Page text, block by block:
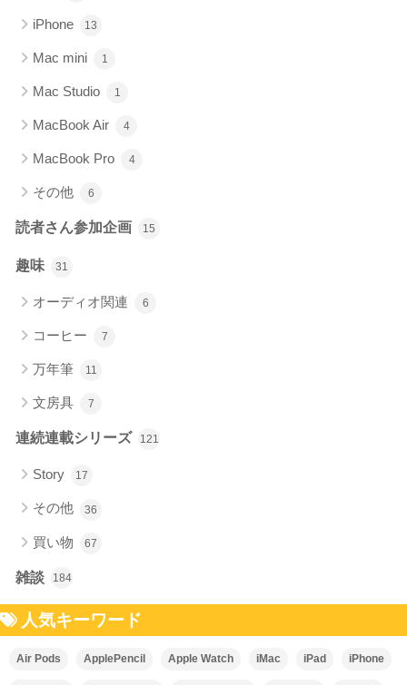
iPhone 13
Mac mini 1
Mac Studio 1
MacBook Air 4
MacBook Pro 4
その他 6
読者さん参加企画 15
趣味 31
オーディオ関連 6
コーヒー 7
万年筆 11
文房具 7
連続連載シリーズ 121
Story 17
その他 36
買い物 67
雑談 184
人気キーワード
Air Pods ApplePencil Apple Watch iMac iPad iPhone